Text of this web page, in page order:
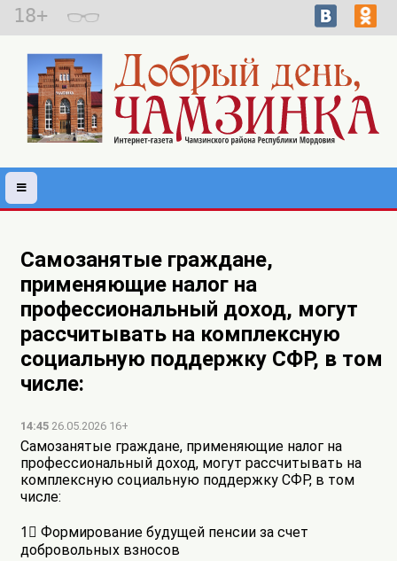
18+
Самозанятые граждане,
применяющие налог на
профессиональный доход, могут
рассчитывать на комплексную
социальную поддержку СФР, в том
числе:
14:45 26.05.2026 16+
Самозанятые граждане, применяющие налог на
профессиональный доход, могут рассчитывать на
комплексную социальную поддержку СФР, в том
числе:
1⃣ Формирование будущей пенсии за счет
добровольных взносов